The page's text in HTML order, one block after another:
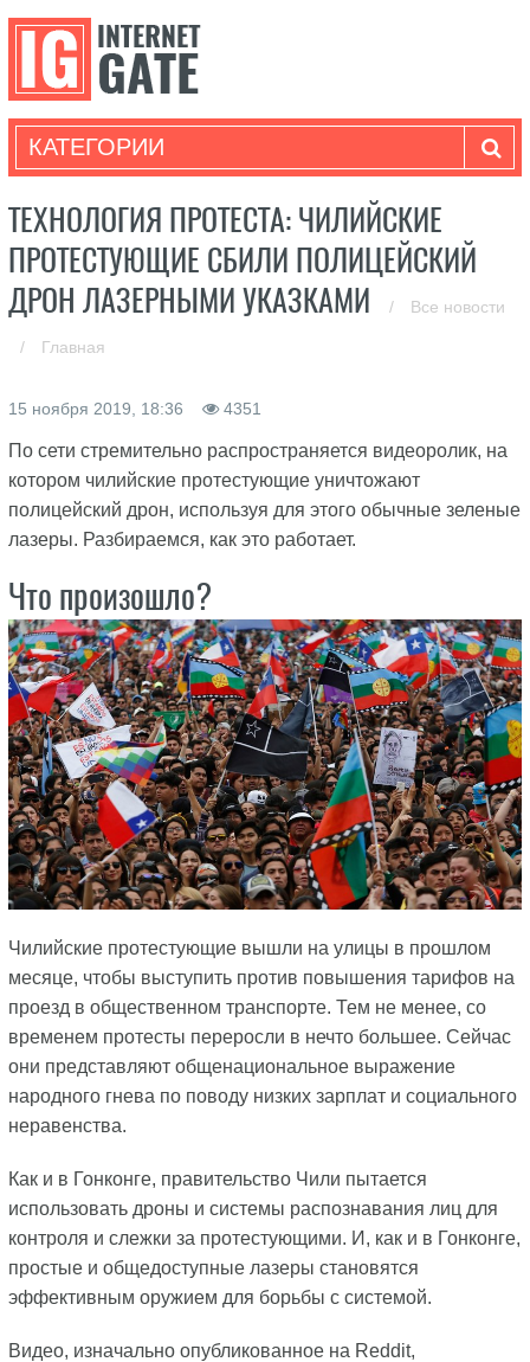
КАТЕГОРИИ
ТЕХНОЛОГИЯ ПРОТЕСТА: ЧИЛИЙСКИЕ
ПРОТЕСТУЮЩИЕ СБИЛИ ПОЛИЦЕЙСКИЙ
ДРОН ЛАЗЕРНЫМИ УКАЗКАМИ
/ Все новости
/ Главная
15 ноября 2019, 18:36 4351
По сети стремительно распространяется видеоролик, на
котором чилийские протестующие уничтожают
полицейский дрон, используя для этого обычные зеленые
лазеры. Разбираемся, как это работает.
Что произошло?
Чилийские протестующие вышли на улицы в прошлом
месяце, чтобы выступить против повышения тарифов на
проезд в общественном транспорте. Тем не менее, со
временем протесты переросли в нечто большее. Сейчас
они представляют общенациональное выражение
народного гнева по поводу низких зарплат и социального
неравенства.
Как и в Гонконге, правительство Чили пытается
использовать дроны и системы распознавания лиц для
контроля и слежки за протестующими. И, как и в Гонконге,
простые и общедоступные лазеры становятся
эффективным оружием для борьбы с системой.
Видео, изначально опубликованное на Reddit,